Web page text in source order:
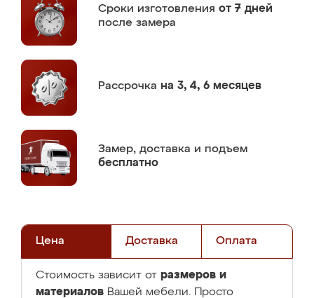
Сроки изготовления от 7 дней
после замера
Рассрочка на 3, 4, 6 месяцев
Замер, доставка и подъем
бесплатно
Цена Доставка Оплата
Стоимость зависит от размеров и
материалов Вашей мебели. Просто